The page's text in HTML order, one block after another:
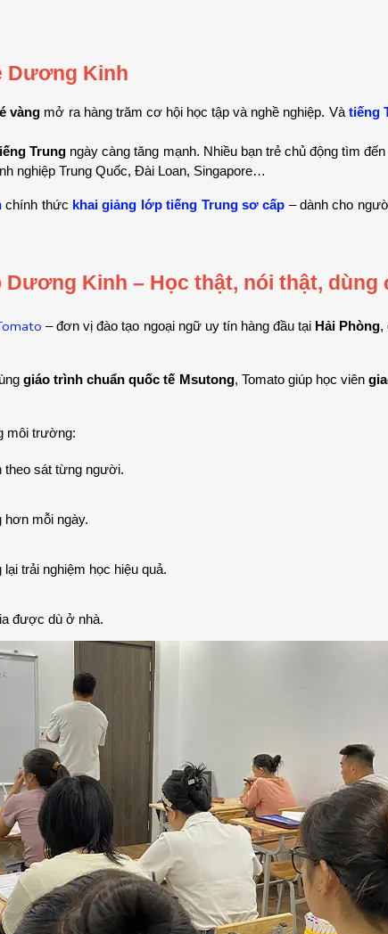
Dương Kinh
vàng mở ra hàng trăm cơ hội học tập và nghề nghiệp. Và tiếng
Trung ngày càng tăng mạnh. Nhiều bạn trẻ chủ động tìm
nghiệp Trung Quốc, Đài Loan, Singapore…
chính thức khai giảng lớp tiếng Trung sơ cấp – dành cho
Kinh – Học thật, nói thật,
– đơn vị đào tạo ngoại ngữ uy tín hàng đầu tại Hải Phòng,
giáo trình chuẩn quốc tế Msutong, Tomato giúp học viên
môi trường:
theo sát từng người.
hơn mỗi ngày.
lại trải nghiệm học hiệu quả.
được dù ở nhà.